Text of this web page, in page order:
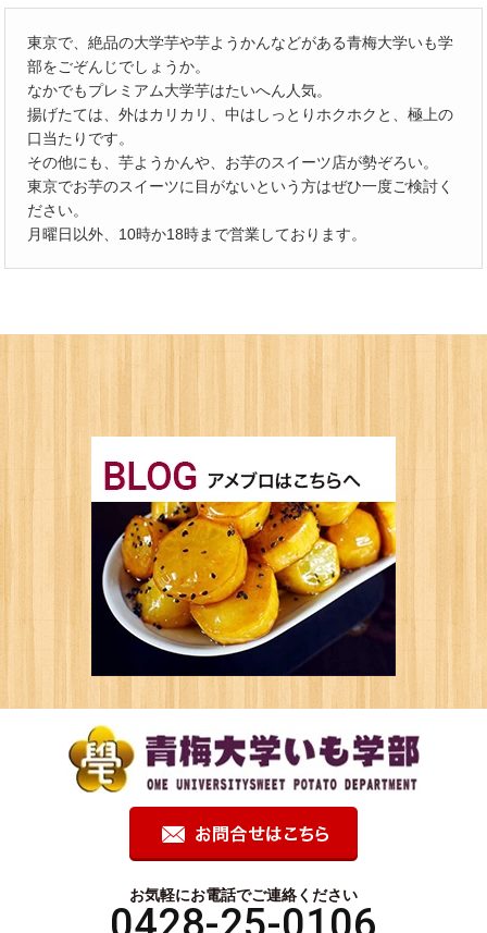
東京で、絶品の大学芋や芋ようかんなどがある青梅大学いも学
部をごぞんじでしょうか。
なかでもプレミアム大学芋はたいへん人気。
揚げたては、外はカリカリ、中はしっとりホクホクと、極上の
口当たりです。
その他にも、芋ようかんや、お芋のスイーツ店が勢ぞろい。
東京でお芋のスイーツに目がないという方はぜひ一度ご検討く
ださい。
月曜日以外、10時か18時まで営業しております。
お気軽にお電話でご連絡ください